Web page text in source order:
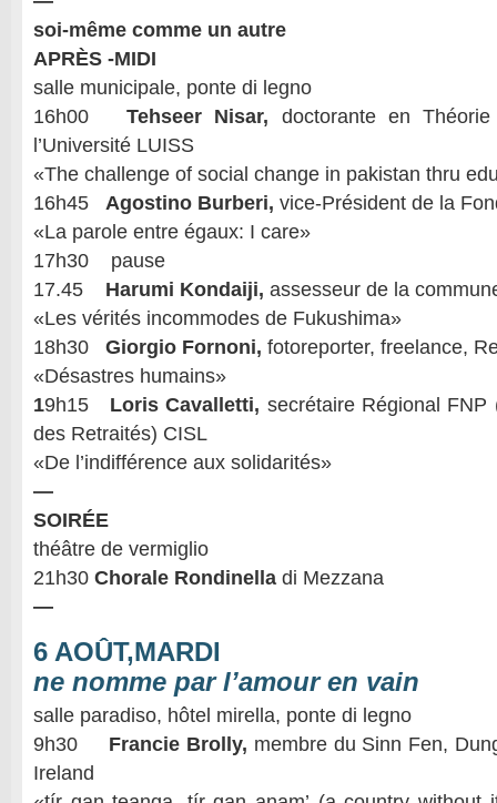
soi-même comme un autre
APRÈS -MIDI
salle municipale, ponte di legno
16h00 Tehseer Nisar, doctorante en
l’Université LUISS
«The challenge of social change in pakistan thru
16h45 Agostino Burberi, vice-Président de la
«La parole entre égaux: I care»
17h30 pause
17.45 Harumi Kondaiji, assesseur de la
«Les vérités incommodes de Fukushima»
18h30 Giorgio Fornoni, fotoreporter, freelance,
«Désastres humains»
19h15 Loris Cavalletti, secrétaire Régional FNP
des Retraités) CISL
«De l’indifférence aux solidarités»
—
SOIRÉE
théâtre de vermiglio
21h30 Chorale Rondinella di Mezzana
—
6 AOÛT,MARDI
ne nomme par l’amour en vain
salle paradiso, hôtel mirella, ponte di legno
9h30 Francie Brolly, membre du Sinn Fen,
Ireland